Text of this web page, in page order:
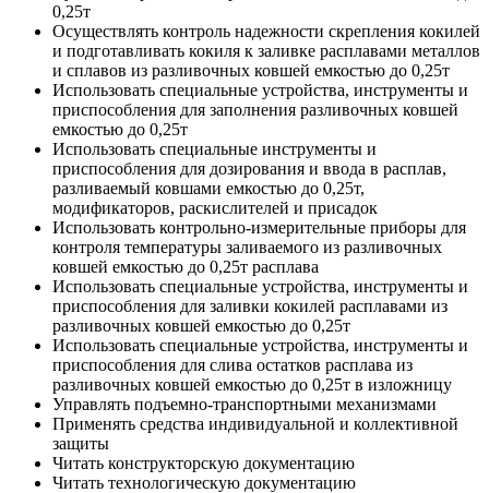
0,25т
Осуществлять контроль надежности скрепления кокилей
и подготавливать кокиля к заливке расплавами металлов
и сплавов из разливочных ковшей емкостью до 0,25т
Использовать специальные устройства, инструменты и
приспособления для заполнения разливочных ковшей
емкостью до 0,25т
Использовать специальные инструменты и
приспособления для дозирования и ввода в расплав,
разливаемый ковшами емкостью до 0,25т,
модификаторов, раскислителей и присадок
Использовать контрольно-измерительные приборы для
контроля температуры заливаемого из разливочных
ковшей емкостью до 0,25т расплава
Использовать специальные устройства, инструменты и
приспособления для заливки кокилей расплавами из
разливочных ковшей емкостью до 0,25т
Использовать специальные устройства, инструменты и
приспособления для слива остатков расплава из
разливочных ковшей емкостью до 0,25т в изложницу
Управлять подъемно-транспортными механизмами
Применять средства индивидуальной и коллективной
защиты
Читать конструкторскую документацию
Читать технологическую документацию